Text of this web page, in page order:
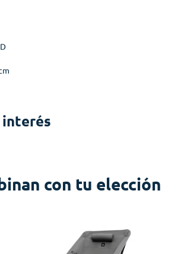
interés
con tu elección